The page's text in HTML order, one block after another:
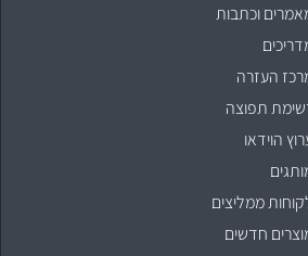
וכתבות
העזרה
תפוצה
הוידאו
ממליצים
חדשים